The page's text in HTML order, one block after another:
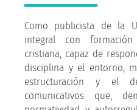
Como publicista de la
integral con
cristiana, capaz de
disciplina y el entorno,
estructuración y el
comunicativos que,